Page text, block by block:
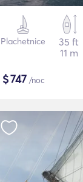
Plachetnice
35 ft
11 m
$747 /noc